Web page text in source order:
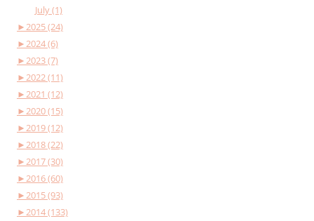
July (1)
►2025 (24)
►2024 (6)
►2023 (7)
►2022 (11)
►2021 (12)
►2020 (15)
►2019 (12)
►2018 (22)
►2017 (30)
►2016 (60)
►2015 (93)
►2014 (133)